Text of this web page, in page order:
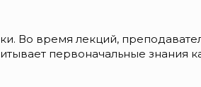
Во время лекций,
первоначальные знания